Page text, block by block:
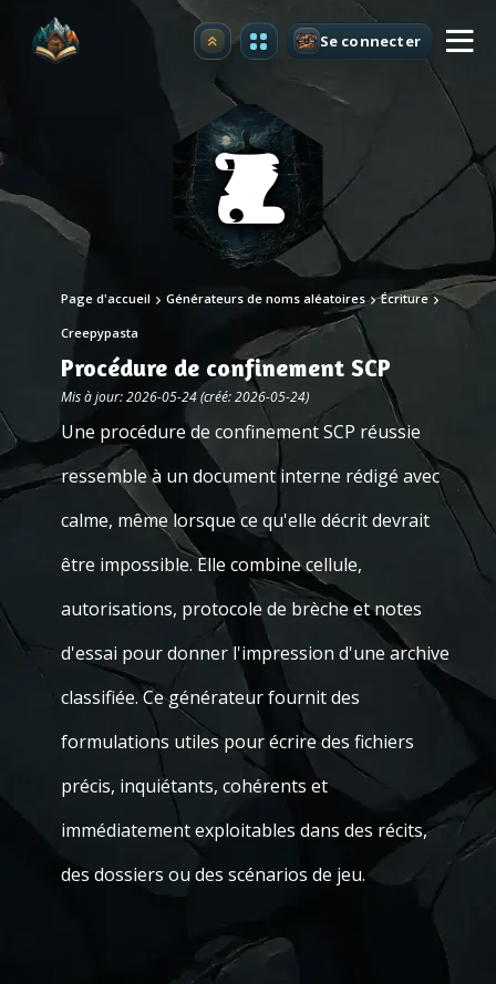
Premium Se connecter
Page d'accueil Générateurs de noms aléatoires Écriture
Creepypasta
Procédure de confinement SCP
Mis à jour: 2026-05-24 (créé: 2026-05-24)
Une procédure de confinement SCP réussie
ressemble à un document interne rédigé avec
calme, même lorsque ce qu'elle décrit devrait
être impossible. Elle combine cellule,
autorisations, protocole de brèche et notes
d'essai pour donner l'impression d'une archive
classifiée. Ce générateur fournit des
formulations utiles pour écrire des fichiers
précis, inquiétants, cohérents et
immédiatement exploitables dans des récits,
des dossiers ou des scénarios de jeu.